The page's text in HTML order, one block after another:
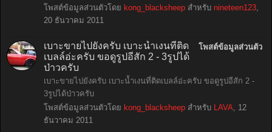
โพสต์ข้อมูลส่วนตัวโดย kong_blacksheep สำหรับ nineteen123,
20 ธันวาคม 2011
โพสต์ข้อมูลส่วนตัว
เบาะขายไปยังครับ เบาะน้ำเงนที่ติด
เบลล์อ่ะครับ ขอดูรูปอีสัก 2 - 3รูปได้
ป่าวครับ
เบาะขายไปยังครับ เบาะน้ำเงนที่ติดเบลล์อ่ะครับ ขอดูรูปอีสัก 2 -
3รูปได้ป่าวครับ
โพสต์ข้อมูลส่วนตัวโดย kong_blacksheep สำหรับ LAVA, 12
ธันวาคม 2011